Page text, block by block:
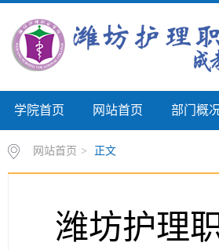
学院首页 网站首页 部门概
网站首页 > 正文
潍坊护理